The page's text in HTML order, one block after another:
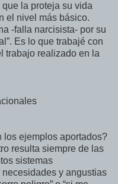
la proteja su vida
el nivel más básico.
-falla narcisista- por su
Es lo que trabajé con
trabajo realizado en la
los ejemplos aportados?
resulta siempre de las
sistemas
y angustias